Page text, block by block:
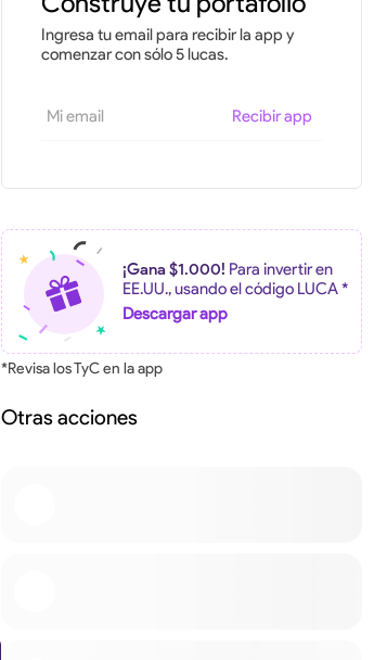
Ingresa tu email para recibir la app y
comenzar con sólo 5 lucas.
Mi email Recibir app
¡Gana $1.000! Para invertir en
EE.UU., usando el código LUCA *
Descargar app
*Revisa los TyC en la app
Otras acciones